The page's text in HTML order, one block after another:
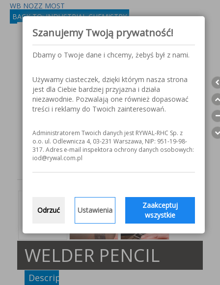
WB NOZZ MOST
BACK TO: INDUSTRIAL CHEMISTRY
WELDER PENCIL
Description
Szanujemy Twoją prywatność!
Dbamy o Twoje dane i chcemy, żebyś był z nami.
Używamy ciasteczek, dzięki którym nasza strona
jest dla Ciebie bardziej przyjazna i działa
niezawodnie. Pozwalają one również dopasować
treści i reklamy do Twoich zainteresowań.
Administratorem Twoich danych jest RYWAL-RHC Sp. z
o.o. ul. Odlewnicza 4, 03-231 Warszawa, NIP: 951-19-98-
317. Adres e-mail inspektora ochrony danych osobowych:
iod@rywal.com.pl
Odrzuć Ustawienia
Zaakceptuj
wszystkie